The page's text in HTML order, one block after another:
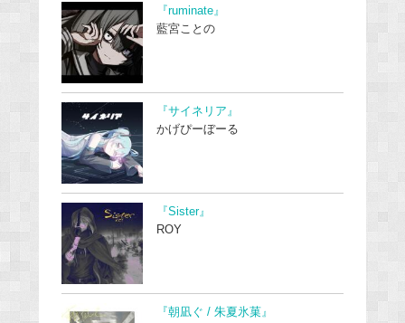
『ruminate』
藍宮ことの
『サイネリア』
かげぴーぼーる
『Sister』
ROY
『朝凪ぐ / 朱夏氷菓』